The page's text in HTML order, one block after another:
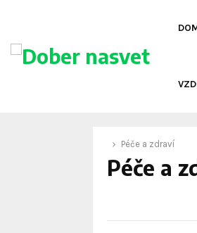
Péče a zdraví
Péče a